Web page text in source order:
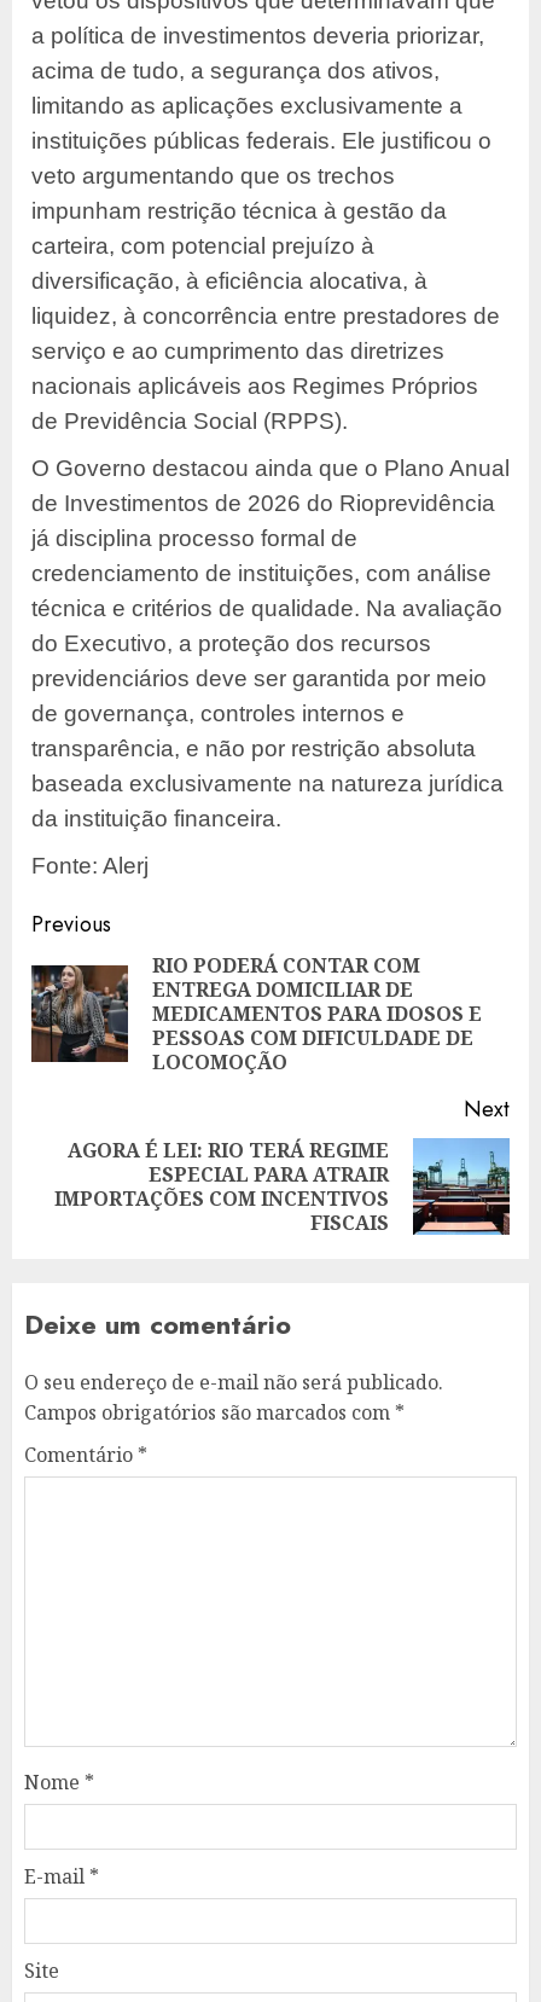
a política de investimentos deveria priorizar,
acima de tudo, a segurança dos ativos,
limitando as aplicações exclusivamente a
instituições públicas federais. Ele justificou o
veto argumentando que os trechos
impunham restrição técnica à gestão da
carteira, com potencial prejuízo à
diversificação, à eficiência alocativa, à
liquidez, à concorrência entre prestadores de
serviço e ao cumprimento das diretrizes
nacionais aplicáveis aos Regimes Próprios
de Previdência Social (RPPS).
O Governo destacou ainda que o Plano Anual
de Investimentos de 2026 do Rioprevidência
já disciplina processo formal de
credenciamento de instituições, com análise
técnica e critérios de qualidade. Na avaliação
do Executivo, a proteção dos recursos
previdenciários deve ser garantida por meio
de governança, controles internos e
transparência, e não por restrição absoluta
baseada exclusivamente na natureza jurídica
da instituição financeira.
Fonte: Alerj
Post
navigation
Previous
RIO PODERÁ CONTAR COM
ENTREGA DOMICILIAR DE
MEDICAMENTOS PARA IDOSOS E
PESSOAS COM DIFICULDADE DE
LOCOMOÇÃO
Next
post:
AGORA É LEI: RIO TERÁ REGIME
ESPECIAL PARA ATRAIR
IMPORTAÇÕES COM INCENTIVOS
FISCAIS
Deixe um comentário
O seu endereço de e-mail não será publicado.
Campos obrigatórios são marcados com *
Comentário *
Nome *
E-mail *
Site